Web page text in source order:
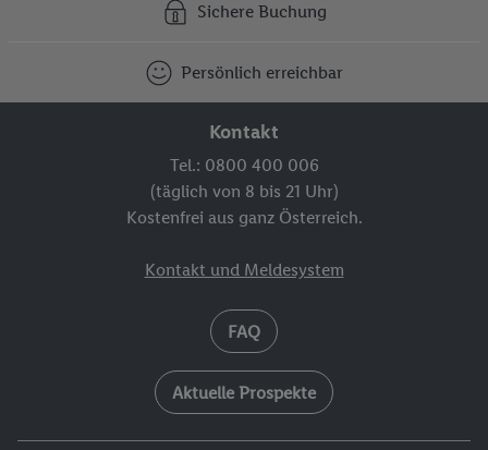
Sichere Buchung
Persönlich erreichbar
Kontakt
Tel.: 0800 400 006
(täglich von 8 bis 21 Uhr)
Kostenfrei aus ganz Österreich.
Kontakt und Meldesystem
FAQ
Aktuelle Prospekte